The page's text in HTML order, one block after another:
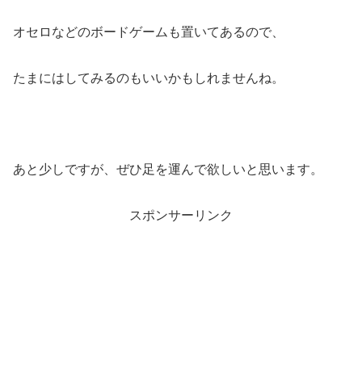
オセロなどのボードゲームも置いてあるので、
たまにはしてみるのもいいかもしれませんね。
あと少しですが、ぜひ足を運んで欲しいと思います。
スポンサーリンク